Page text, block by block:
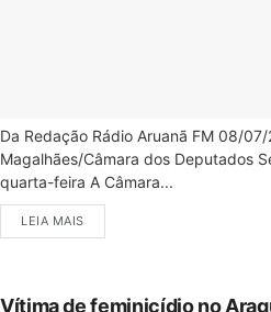
Da Redação Rádio Aruanã FM 08/
Magalhães/Câmara dos Deputados
quarta-feira A Câmara...
LEIA MAIS
Vítima de feminicídio no